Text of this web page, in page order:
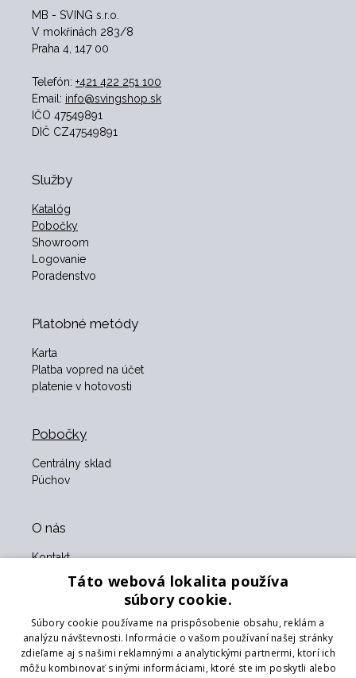
MB - SVING s.r.o.
V mokřinách 283/8
Praha 4, 147 00
Telefón: +421 422 251 100
Email: info@svingshop.sk
IČO 47549891
DIČ CZ47549891
Služby
Katalóg
Pobočky
Showroom
Logovanie
Poradenstvo
Platobné metódy
Karta
Platba vopred na účet
platenie v hotovosti
Pobočky
Centrálny sklad
Púchov
O nás
Kontakt
Obchodné podmienky
Naši partneri
Formulár na vrátenie tovaru
Vrátenie tovaru
Táto webová lokalita používa
súbory cookie.
Súbory cookie používame na prispôsobenie obsahu, reklám a
analýzu návštevnosti. Informácie o vašom používaní našej stránky
zdieľame aj s našimi reklamnými a analytickými partnermi, ktorí ich
môžu kombinovať s inými informáciami, ktoré ste im poskytli alebo